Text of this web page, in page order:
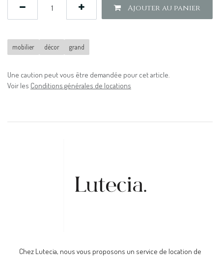
Ajouter au panier
mobilier décor grand
Une caution peut vous être demandée pour cet article.
Voir les Conditions générales de locations
Chez Lutecia, nous vous proposons un service de location de